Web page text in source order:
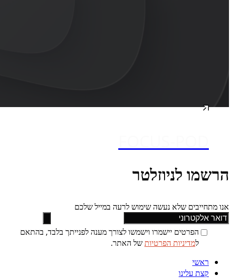
הרשמו לניוזלטר
אנו מתחייבים שלא נעשה שימוש לרעה במייל שלכם
הפרטים יישמרו וישמשו לצורך מענה לפנייתך בלבד, בהתאם
למדיניות הפרטיותשל האתר.
ראשי
קצת עלינו